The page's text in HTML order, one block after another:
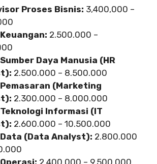
Proses Bisnis: 3,400,000 –
2.500.000 –
Daya Manusia (HR
2.500.000 – 8.500.000
(Marketing
2.300.000 – 8.000.000
Informasi (IT
2.600.000 – 10.500.000
(Data Analyst): 2.800.000